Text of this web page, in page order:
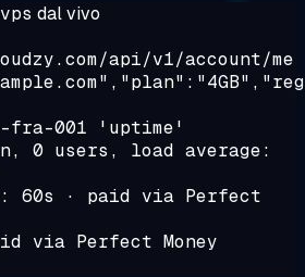
dal vivo
api/v1/account/me
fra-001 'uptime'
0 users, load average:
60s · paid via Perfect
via Perfect Money